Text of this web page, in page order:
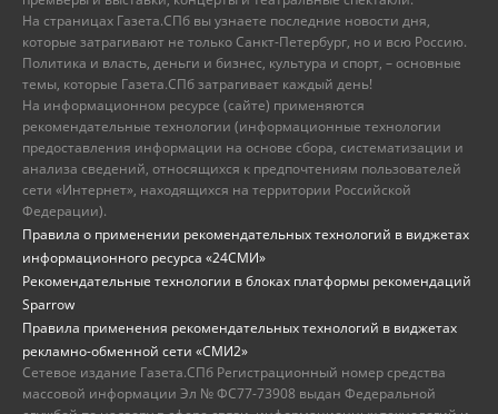
На страницах Газета.СПб вы узнаете последние новости дня,
которые затрагивают не только Санкт-Петербург, но и всю Россию.
Политика и власть, деньги и бизнес, культура и спорт, – основные
темы, которые Газета.СПб затрагивает каждый день!
На информационном ресурсе (сайте) применяются
рекомендательные технологии (информационные технологии
предоставления информации на основе сбора, систематизации и
анализа сведений, относящихся к предпочтениям пользователей
сети «Интернет», находящихся на территории Российской
Федерации).
Правила о применении рекомендательных технологий в виджетах
информационного ресурса «24СМИ»
Рекомендательные технологии в блоках платформы рекомендаций
Sparrow
Правила применения рекомендательных технологий в виджетах
рекламно-обменной сети «СМИ2»
Сетевое издание Газета.СПб Регистрационный номер средства
массовой информации Эл № ФС77-73908 выдан Федеральной